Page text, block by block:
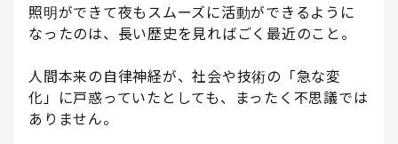
照明ができて夜もスムーズに活動ができるように
なったのは、長い歴史を見ればごく最近のこと。
人間本来の自律神経が、社会や技術の「急な変
化」に戸惑っていたとしても、まったく不思議では
ありません。